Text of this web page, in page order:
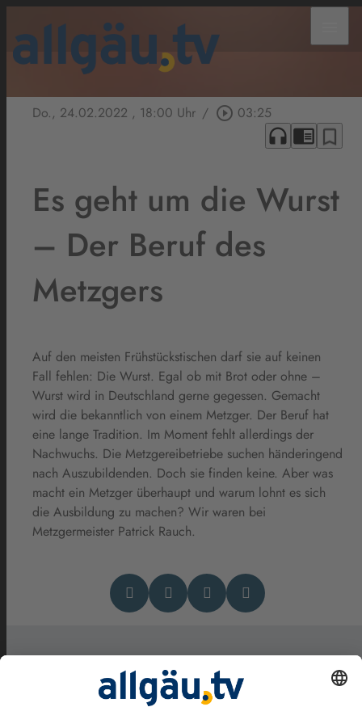
Do., 24.02.2022 , 18:00 Uhr / play_circle_outline 03:25
headphones chrome_reader_mode bookmark_border
Es geht um die Wurst
– Der Beruf des
Metzgers
Auf den meisten Frühstückstischen darf sie auf keinen
Fall fehlen: Die Wurst. Egal ob mit Brot oder ohne –
Wurst wird in Deutschland gerne gegessen. Gemacht
wird die bekanntlich von einem Metzger. Der Beruf hat
eine lange Tradition. Im Moment fehlt allerdings der
Nachwuchs. Die Metzgereibetriebe suchen händeringend
nach Auszubildenden. Doch sie finden keine. Aber was
macht ein Metzger überhaupt und warum lohnt es sich
die Ausbildung zu machen? Wir waren bei
Metzgermeister Patrick Rauch.
Das könnte Dich auch